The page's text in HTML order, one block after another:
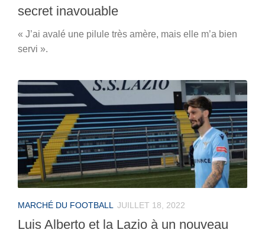
secret inavouable
« J’ai avalé une pilule très amère, mais elle m’a bien
servi ».
MARCHÉ DU FOOTBALL JUILLET 18, 2022
Luis Alberto et la Lazio à un nouveau